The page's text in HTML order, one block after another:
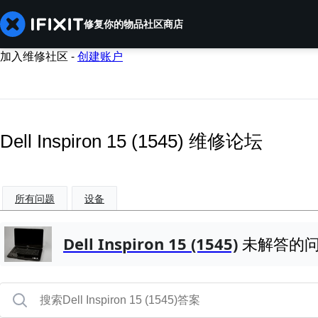
修复你的物品社区商店
加入维修社区 -创建账户
Dell Inspiron 15 (1545) 维修论坛
所有问题 设备
Dell Inspiron 15 (1545) 未解答的